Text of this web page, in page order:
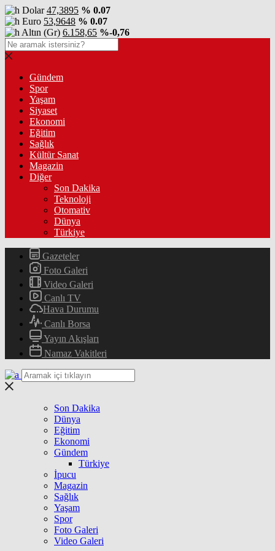
Dolar47,3895 % 0.07
Euro 53,9648 % 0.07
Altın (Gr) 6.158,65 %-0,76
Gündem
Spor
Yaşam
Siyaset
Ekonomi
Eğitim
Sağlık
Kültür Sanat
Magazin
Diğer
Son Dakika
Teknoloji
Otomativ
Dünya
Türkiye
Gazeteler
Foto Galeri
Video Galeri
Canlı TV
Hava Durumu
Canlı Borsa
Yayın Akışları
Namaz Vakitleri
Son Dakika
Dünya
Eğitim
Ekonomi
Gündem
Türkiye
İpucu
Magazin
Sağlık
Yaşam
Spor
Foto Galeri
Video Galeri